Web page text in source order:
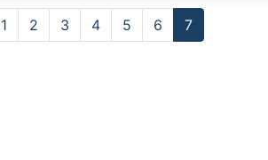
1 2 3 4 5 6 7